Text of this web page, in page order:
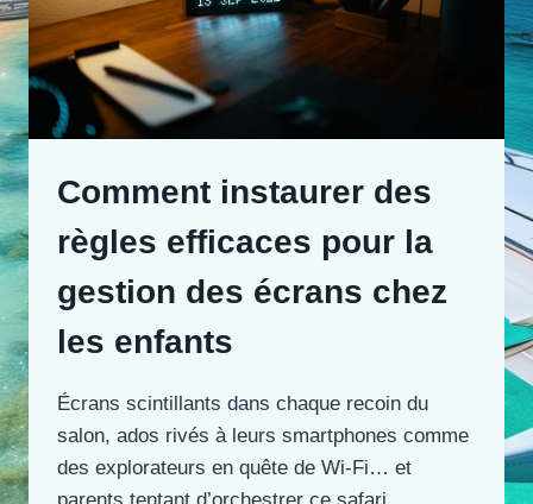
Comment instaurer des
règles efficaces pour la
gestion des écrans chez
les enfants
Écrans scintillants dans chaque recoin du
salon, ados rivés à leurs smartphones comme
des explorateurs en quête de Wi-Fi… et
parents tentant d’orchestrer ce safari